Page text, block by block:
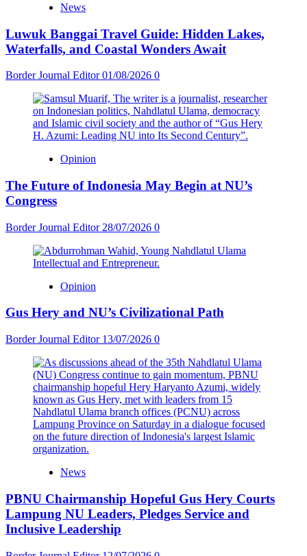
News
Luwuk Banggai Travel Guide: Hidden Lakes,
Waterfalls, and Coastal Wonders Await
Border Journal Editor01/08/2026 0
Opinion
The Future of Indonesia May Begin at NU’s
Congress
Border Journal Editor 28/07/2026 0
Opinion
Gus Hery and NU’s Civilizational Path
Border Journal Editor 13/07/2026 0
News
PBNU Chairmanship Hopeful Gus Hery Courts
Lampung NU Leaders, Pledges Service and
Inclusive Leadership